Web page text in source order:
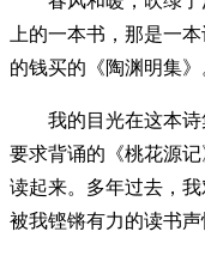
上的一本书，那是一
的钱买的《陶渊明集》
我的目光在这本
要求背诵的《桃花源
读起来。多年过去，
被我铿锵有力的读书声